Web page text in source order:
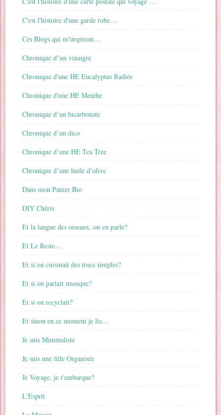
C'est l'histoire d'une garde robe…
Ces Blogs qui m'inspirent…
Chronique d"un vinaigre
Chronique d'une HE Eucalyptus Radiée
Chronique d'une HE Menthe
Chronique d’un bicarbonate
Chronique d’un dico
Chronique d’une HE Tea Tree
Chronique d’une huile d’olive
Dans mon Panier Bio
DIY Chéris
Et la langue des oiseaux, on en parle?
Et Le Reste…
Et si on cuisinait des trucs simples?
Et si on parlait musique?
Et si on recyclait?
Et sinon en ce moment je lis…
Je suis Minimaliste
Je suis une fille Organisée
Je Voyage, je t'embarque?
L'Esprit